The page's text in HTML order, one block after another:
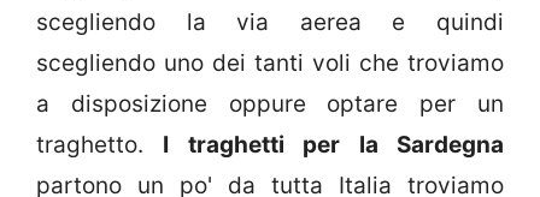
scegliendo la via aerea e quindi
scegliendo uno dei tanti voli che troviamo
a disposizione oppure optare per un
traghetto. I traghetti per la Sardegna
partono un po' da tutta Italia troviamo